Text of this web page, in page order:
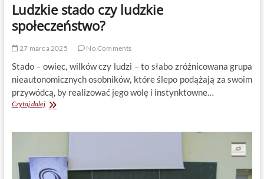
Ludzkie stado czy ludzkie
społeczeństwo?
27 marca 2025 No Comments
Stado – owiec, wilków czy ludzi – to słabo zróżnicowana grupa
nieautonomicznych osobników, które ślepo podążają za swoim
przywódcą, by realizować jego wolę i instynktowne…
Czytaj dalejLudzkie